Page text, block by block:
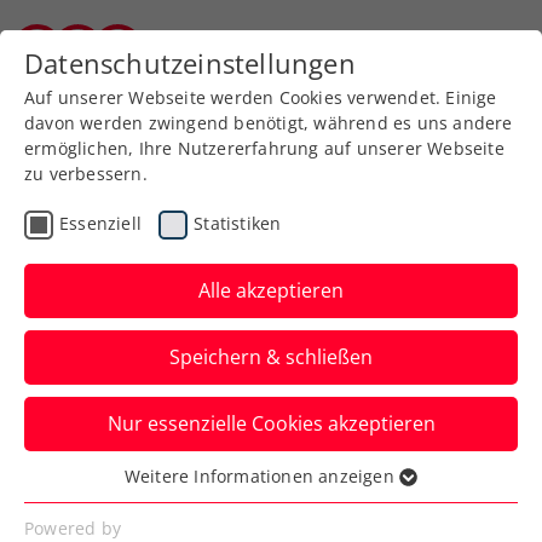
Aktuelle News
News filtern
Datenschutzeinstellungen
Auf unserer Webseite werden Cookies verwendet. Einige
davon werden zwingend benötigt, während es uns andere
ermöglichen, Ihre Nutzererfahrung auf unserer Webseite
zu verbessern.
Essenziell Statistiken
Alle akzeptieren
Speichern & schließen
Nur essenzielle Cookies akzeptieren
Essenziell
Essenzielle Cookies werden für grundlegende
Weitere Informationen anzeigen
Powered by